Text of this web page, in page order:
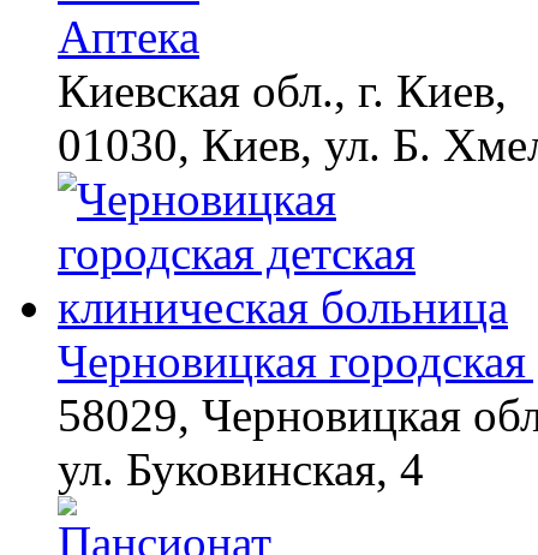
Этот трюк уничтожает
грибок за 5 дней!
i
Ролик из Омска: вы
Аптека
Киевская обл., г. Киев,
01030, Киев, ул. Б.
Черновицкая
58029, Черновицкая
ул. Буковинская, 4